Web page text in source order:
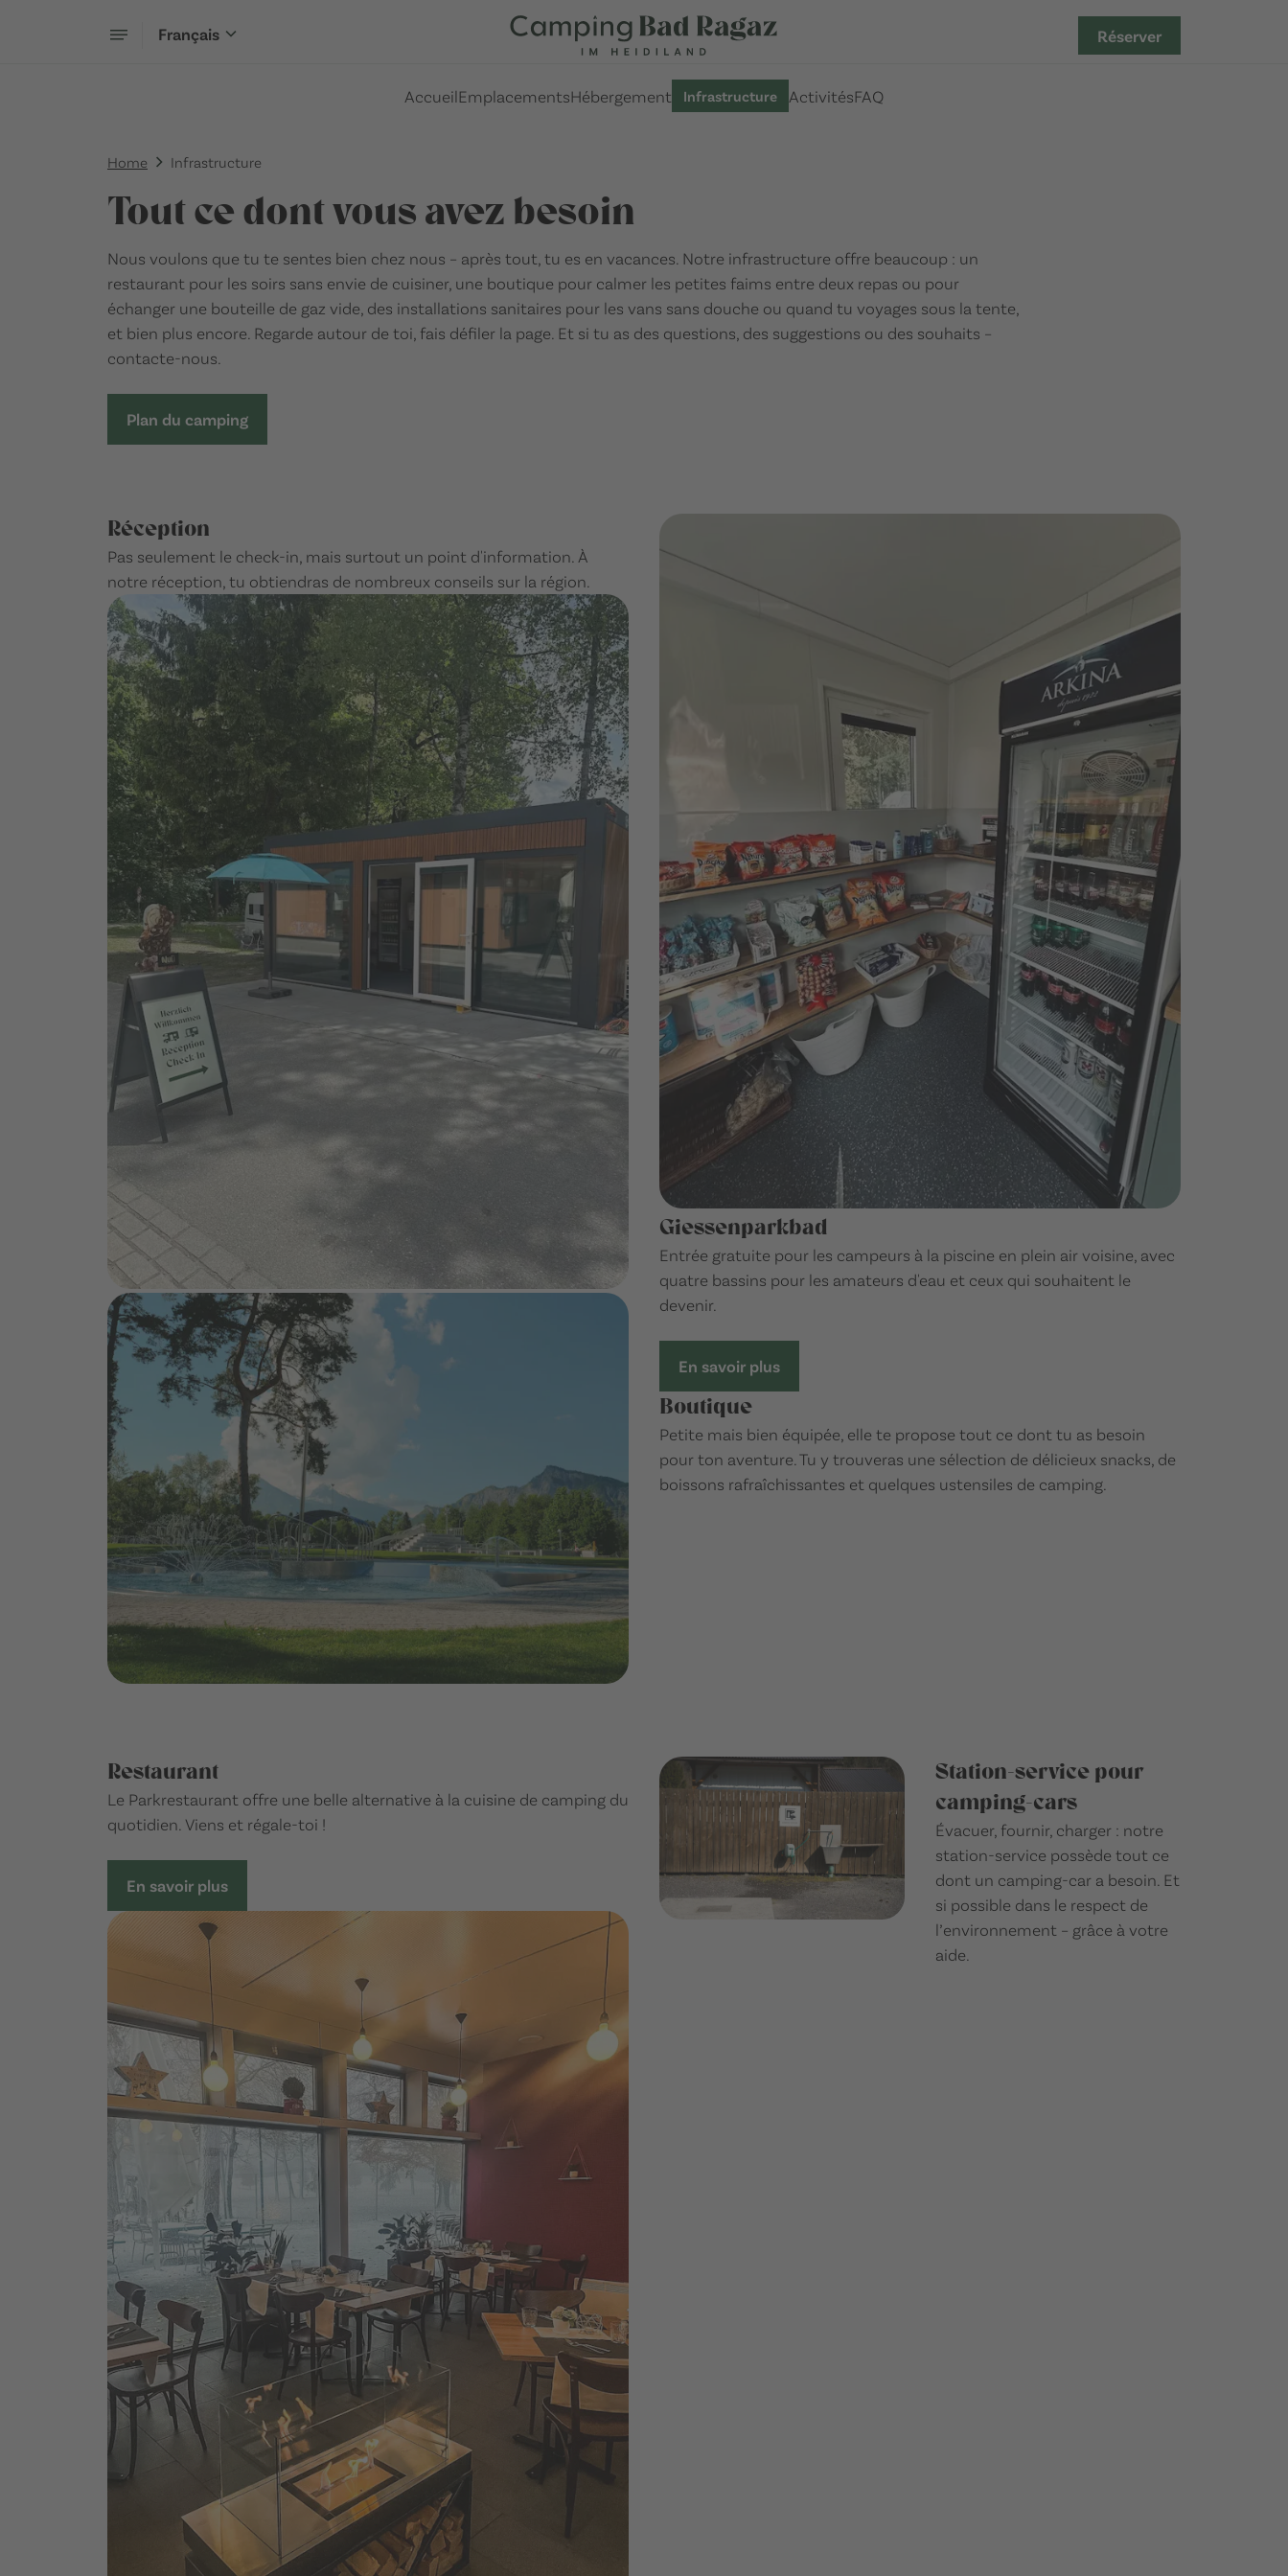
Français Réserver
AccueilEmplacementsHébergement Infrastructure ActivitésFAQ
Home Infrastructure
Tout ce dont vous avez besoin
Nous voulons que tu te sentes bien chez nous – après tout, tu es en vacances. Notre infrastructure offre beaucoup : un
restaurant pour les soirs sans envie de cuisiner, une boutique pour calmer les petites faims entre deux repas ou pour
échanger une bouteille de gaz vide, des installations sanitaires pour les vans sans douche ou quand tu voyages sous la tente,
et bien plus encore. Regarde autour de toi, fais défiler la page. Et si tu as des questions, des suggestions ou des souhaits –
contacte-nous.
Plan du camping
Réception
Pas seulement le check-in, mais surtout un point d'information. À
notre réception, tu obtiendras de nombreux conseils sur la région.
Giessenparkbad
Entrée gratuite pour les campeurs à la piscine en plein air voisine, avec
quatre bassins pour les amateurs d'eau et ceux qui souhaitent le
devenir.
En savoir plus
Boutique
Petite mais bien équipée, elle te propose tout ce dont tu as besoin
pour ton aventure. Tu y trouveras une sélection de délicieux snacks, de
boissons rafraîchissantes et quelques ustensiles de camping.
Restaurant
Le Parkrestaurant offre une belle alternative à la cuisine de camping du
quotidien. Viens et régale-toi !
En savoir plus
Station-service pour
camping-cars
Évacuer, fournir, charger : notre
station-service possède tout ce
dont un camping-car a besoin. Et
si possible dans le respect de
l’environnement – grâce à votre
aide.